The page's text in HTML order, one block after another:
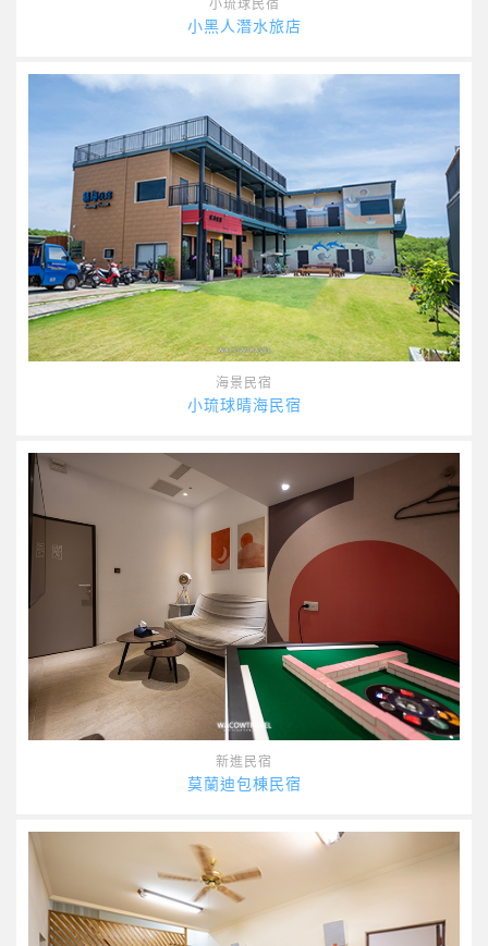
小琉球民宿
小黑人潛水旅店
海景民宿
小琉球晴海民宿
新進民宿
莫蘭迪包棟民宿